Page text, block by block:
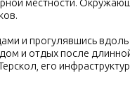
Мужские слёзы